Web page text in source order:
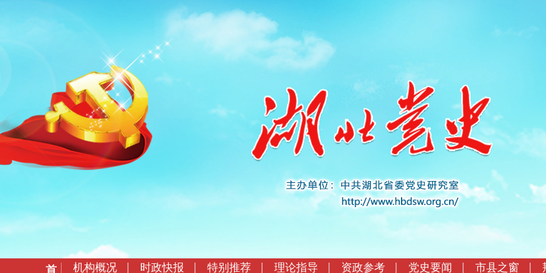
首 机构概况 时政快报 特别推荐 理论指导 资政参考 党史要闻 市县之窗